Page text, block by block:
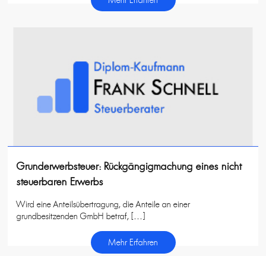
Grunderwerbsteuer: Rückgängigmachung eines nicht
steuerbaren Erwerbs
Wird eine Anteilsübertragung, die Anteile an einer
grundbesitzenden GmbH betraf, […]
Mehr Erfahren